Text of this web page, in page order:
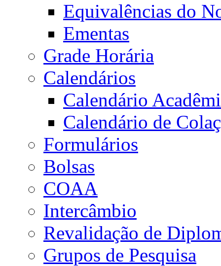
Equivalências do
Ementas
Grade Horária
Calendários
Calendário
Calendário de
Formulários
Bolsas
COAA
Intercâmbio
Revalidação de
Grupos de Pesquisa